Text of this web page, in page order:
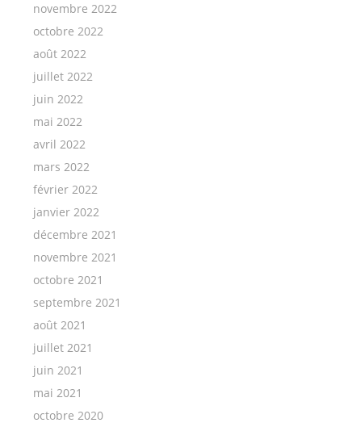
novembre 2022
octobre 2022
août 2022
juillet 2022
juin 2022
mai 2022
avril 2022
mars 2022
février 2022
janvier 2022
décembre 2021
novembre 2021
octobre 2021
septembre 2021
août 2021
juillet 2021
juin 2021
mai 2021
octobre 2020